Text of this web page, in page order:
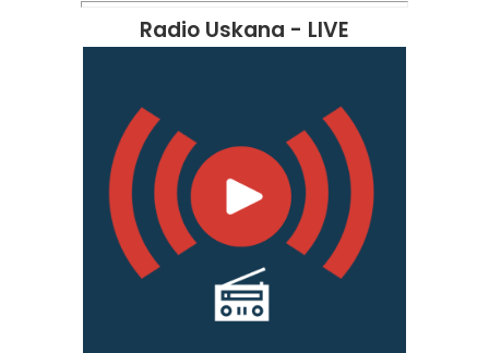
Radio Uskana - LIVE